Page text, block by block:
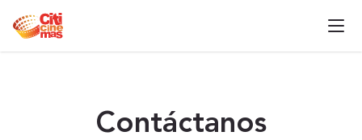
Contáctanos